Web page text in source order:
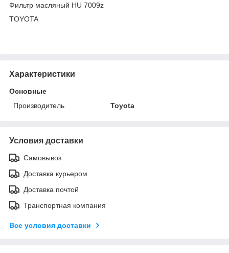
Фильтр масляный HU 7009z
TOYOTA
Характеристики
Основные
Производитель
Toyota
Условия доставки
Самовывоз
Доставка курьером
Доставка почтой
Транспортная компания
Все условия доставки